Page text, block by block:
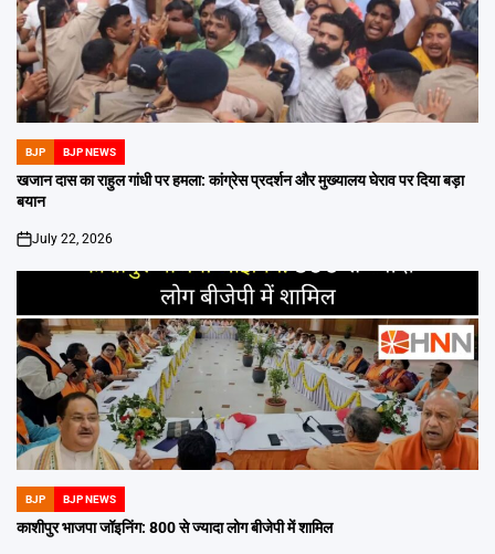
POSTED
IN
BJP BJP NEWS
खजान दास का राहुल गांधी पर हमला: कांग्रेस प्रदर्शन और मुख्यालय घेराव पर दिया बड़ा
बयान
on
July 22, 2026
POSTED
IN
BJP BJP NEWS
काशीपुर भाजपा जॉइनिंग: 800 से ज्यादा लोग बीजेपी में शामिल